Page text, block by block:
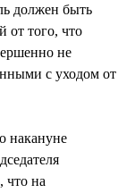
должен быть
от того, что
не
с уходом от
накануне
что на